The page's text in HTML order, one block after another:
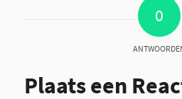
0
Plaats een